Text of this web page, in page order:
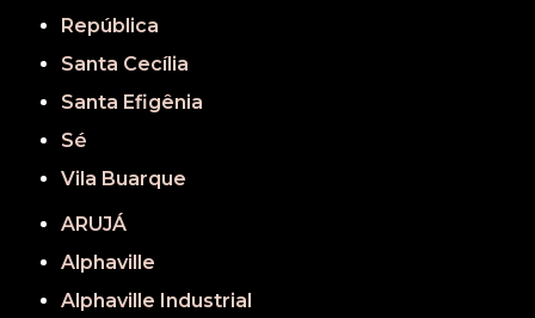
República
Santa Cecília
Santa Efigênia
Sé
Vila Buarque
ARUJÁ
Alphaville
Alphaville Industrial